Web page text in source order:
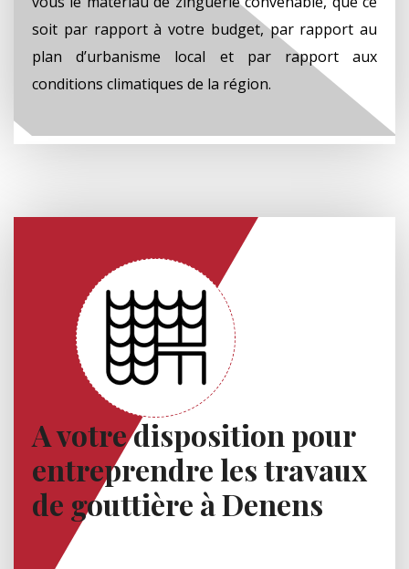
soit par rapport à votre budget, par rapport au
plan d’urbanisme local et par rapport aux
conditions climatiques de la région.
A votre disposition pour
entreprendre les travaux
de gouttière à Denens